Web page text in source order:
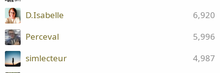
6,920
D.Isabelle
5,996
Perceval
4,987
simlecteur